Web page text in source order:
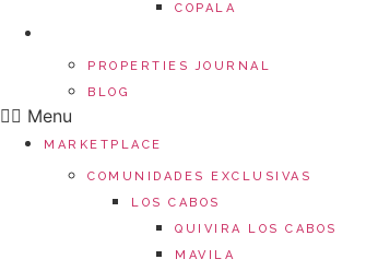
COPALA
PROPERTIES JOURNAL
BLOG
Menu
MARKETPLACE
COMUNIDADES EXCLUSIVAS
LOS CABOS
QUIVIRA LOS CABOS
MAVILA